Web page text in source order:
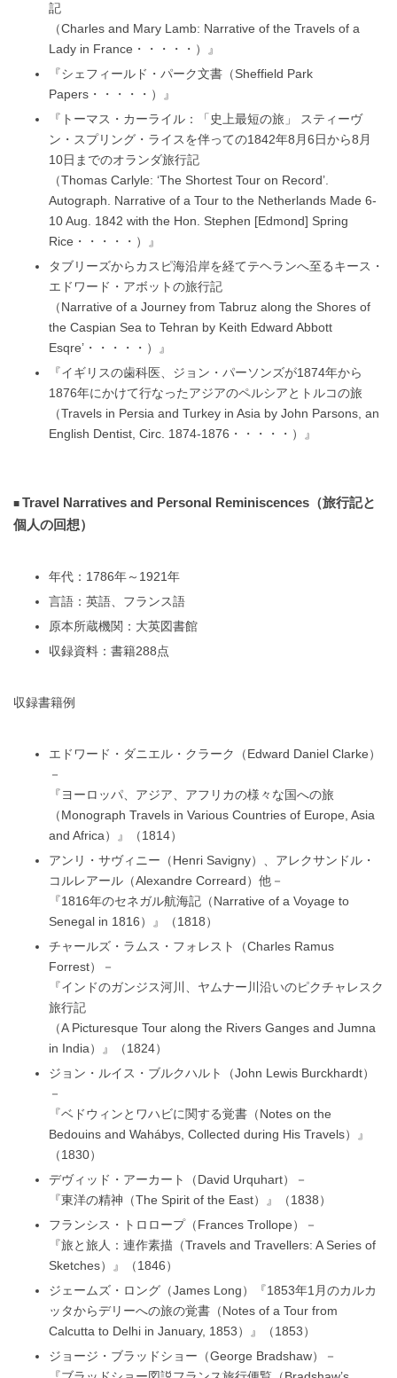
記
（Charles and Mary Lamb: Narrative of the Travels of a
Lady in France・・・・・）』
『シェフィールド・パーク文書（Sheffield Park
Papers・・・・・）』
『トーマス・カーライル：「史上最短の旅」 スティーヴ
ン・スプリング・ライスを伴っての1842年8月6日から8月
10日までのオランダ旅行記
（Thomas Carlyle: ‘The Shortest Tour on Record’.
Autograph. Narrative of a Tour to the Netherlands Made 6-
10 Aug. 1842 with the Hon. Stephen [Edmond] Spring
Rice・・・・・）』
タブリーズからカスピ海沿岸を経てテヘランへ至るキース・
エドワード・アボットの旅行記
（Narrative of a Journey from Tabruz along the Shores of
the Caspian Sea to Tehran by Keith Edward Abbott
Esqre’・・・・・）』
『イギリスの歯科医、ジョン・パーソンズが1874年から
1876年にかけて行なったアジアのペルシアとトルコの旅
（Travels in Persia and Turkey in Asia by John Parsons, an
English Dentist, Circ. 1874-1876・・・・・）』
Travel Narratives and Personal Reminiscences（旅行記と
個人の回想）
年代：1786年～1921年
言語：英語、フランス語
原本所蔵機関：大英図書館
収録資料：書籍288点
収録書籍例
エドワード・ダニエル・クラーク（Edward Daniel Clarke）
－
『ヨーロッパ、アジア、アフリカの様々な国への旅
（Monograph Travels in Various Countries of Europe, Asia
and Africa）』（1814）
アンリ・サヴィニー（Henri Savigny）、アレクサンドル・
コルレアール（Alexandre Correard）他－
『1816年のセネガル航海記（Narrative of a Voyage to
Senegal in 1816）』（1818）
チャールズ・ラムス・フォレスト（Charles Ramus
Forrest）－
『インドのガンジス河川、ヤムナー川沿いのピクチャレスク
旅行記
（A Picturesque Tour along the Rivers Ganges and Jumna
in India）』（1824）
ジョン・ルイス・ブルクハルト（John Lewis Burckhardt）
－
『ベドウィンとワハビに関する覚書（Notes on the
Bedouins and Wahábys, Collected during His Travels）』
（1830）
デヴィッド・アーカート（David Urquhart）－
『東洋の精神（The Spirit of the East）』（1838）
フランシス・トロロープ（Frances Trollope）－
『旅と旅人：連作素描（Travels and Travellers: A Series of
Sketches）』（1846）
ジェームズ・ロング（James Long）『1853年1月のカルカ
ッタからデリーへの旅の覚書（Notes of a Tour from
Calcutta to Delhi in January, 1853）』（1853）
ジョージ・ブラッドショー（George Bradshaw）－